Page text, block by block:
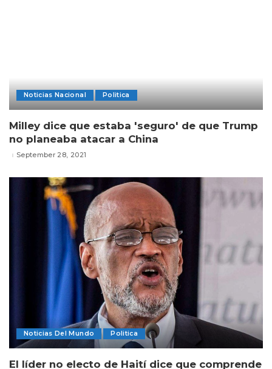
Noticias Nacional Politica
Milley dice que estaba 'seguro' de que Trump
no planeaba atacar a China
September 28, 2021
Noticias Del Mundo Politica
El líder no electo de Haití dice que comprende